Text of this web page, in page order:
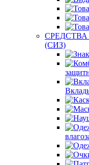
(СИЗ)